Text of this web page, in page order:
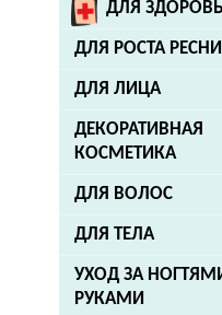
ДЛЯ
ДЛЯ РОСТА
ДЛЯ ЛИЦА
ДЕКОРАТИВНАЯ
КОСМЕТИКА
ДЛЯ ВОЛОС
ДЛЯ ТЕЛА
УХОД ЗА
РУКАМИ